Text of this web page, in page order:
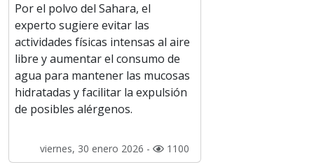
Por el polvo del Sahara, el
experto sugiere evitar las
actividades físicas intensas al aire
libre y aumentar el consumo de
agua para mantener las mucosas
hidratadas y facilitar la expulsión
de posibles alérgenos.
viernes, 30 enero 2026 - 1100